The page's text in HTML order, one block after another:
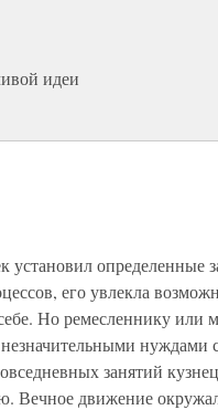
идеи
установил
его увлекла
Но ремесленнику или
нуждами
занятий
Вечное движение